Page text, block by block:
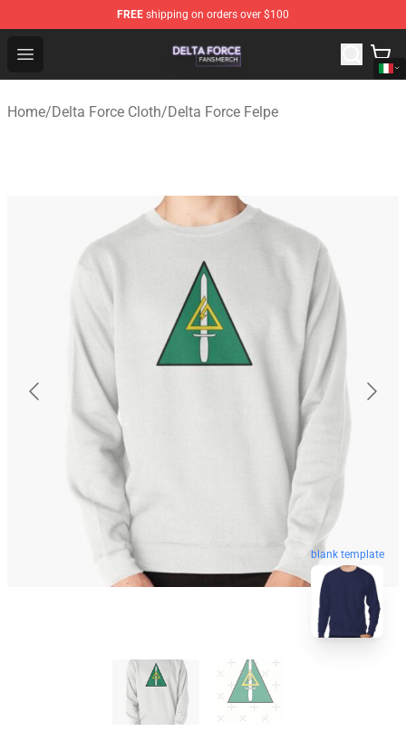
FREE shipping on orders over $100
Open menu
Delta Force Shop - Official Delta Force Merchandise
Home/Delta Force Cloth/Delta Force Felpe
blank template